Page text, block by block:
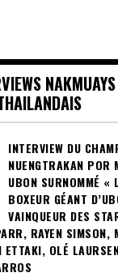
NAKMUAYS
INTERVIEW DU
NUENGTRAKAN POR
UBON SURNOMMÉ «
BOXEUR GÉANT
VAINQUEUR DES
RAYEN SIMSON,
OLÉ